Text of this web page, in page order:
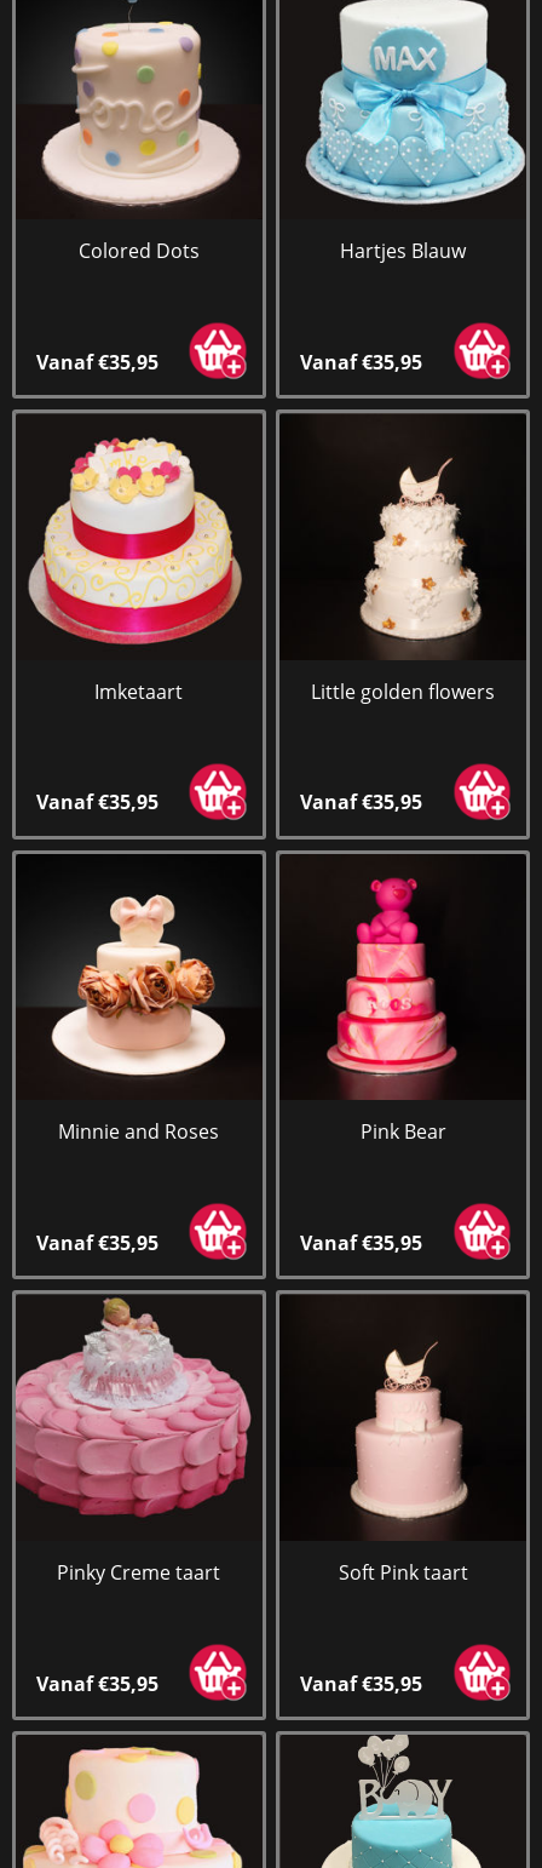
Colored Dots
Vanaf €35,95
Hartjes Blauw
Vanaf €35,95
Imketaart
Vanaf €35,95
Little golden flowers
Vanaf €35,95
Minnie and Roses
Vanaf €35,95
Pink Bear
Vanaf €35,95
Pinky Creme taart
Vanaf €35,95
Soft Pink taart
Vanaf €35,95